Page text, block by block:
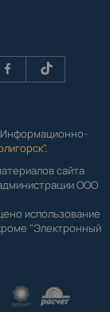
.
сайта
ООО
использование
"Электронный